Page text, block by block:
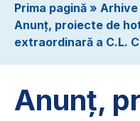
Prima pagină »
Anunț, proiecte de
extraordinară a C.L.
Anunț,